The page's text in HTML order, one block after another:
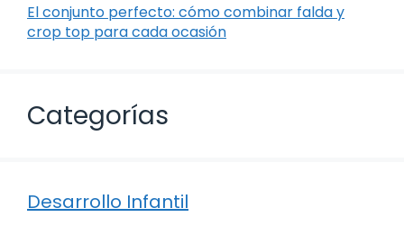
El conjunto perfecto: cómo combinar falda y
crop top para cada ocasión
Categorías
Desarrollo Infantil